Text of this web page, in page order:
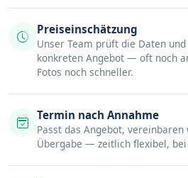
Preiseinschätzung
Unser Team prüft die Daten
konkreten Angebot — oft noch
Fotos noch schneller.
Termin nach Annahme
Passt das Angebot,
Übergabe — zeitlich flexibel,